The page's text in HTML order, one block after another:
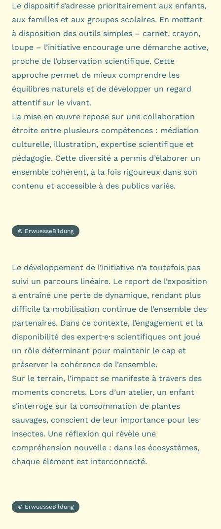
Le dispositif s’adresse prioritairement aux enfants,
aux familles et aux groupes scolaires. En mettant
à disposition des outils simples – carnet, crayon,
loupe – l’initiative encourage une démarche active,
proche de l’observation scientifique. Cette
approche permet de mieux comprendre les
équilibres naturels et de développer un regard
attentif sur le vivant.
La mise en œuvre repose sur une collaboration
étroite entre plusieurs compétences : médiation
culturelle, illustration, expertise scientifique et
pédagogie. Cette diversité a permis d’élaborer un
ensemble cohérent, à la fois rigoureux dans son
contenu et accessible à des publics variés.
© ErwuesseBildung
Le développement de l’initiative n’a toutefois pas
suivi un parcours linéaire. Le report de l’exposition
a entraîné une perte de dynamique, rendant plus
difficile la mobilisation continue de l’ensemble des
partenaires. Dans ce contexte, l’engagement et la
disponibilité des expert·e·s scientifiques ont joué
un rôle déterminant pour maintenir le cap et
préserver la cohérence de l’ensemble.
Sur le terrain, l’impact se manifeste à travers des
moments concrets. Lors d’un atelier, un enfant
s’interroge sur la consommation de plantes
sauvages, conscient de leur importance pour les
insectes. Une réflexion qui révèle une
compréhension nouvelle : dans les écosystèmes,
chaque élément est interconnecté.
© ErwuesseBildung